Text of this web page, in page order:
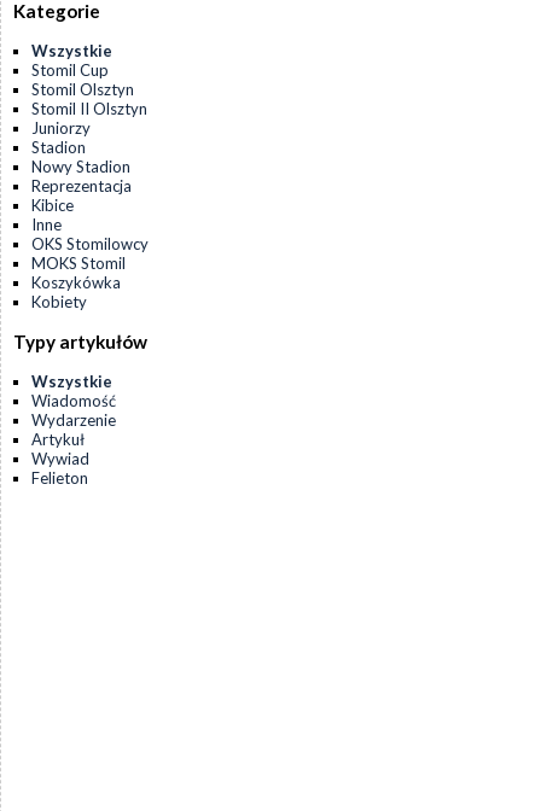
Kategorie
Wszystkie
Stomil Cup
Stomil Olsztyn
Stomil II Olsztyn
Juniorzy
Stadion
Nowy Stadion
Reprezentacja
Kibice
Inne
OKS Stomilowcy
MOKS Stomil
Koszykówka
Kobiety
Typy artykułów
Wszystkie
Wiadomość
Wydarzenie
Artykuł
Wywiad
Felieton